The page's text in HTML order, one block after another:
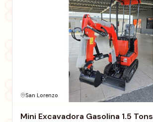
San Lorenzo
Mini Excavadora Gasolina 1.5 Tons